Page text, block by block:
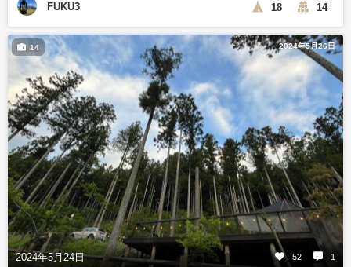
FUKU3 18 14
2024年5月26日
2024年5月24日 52 1
14